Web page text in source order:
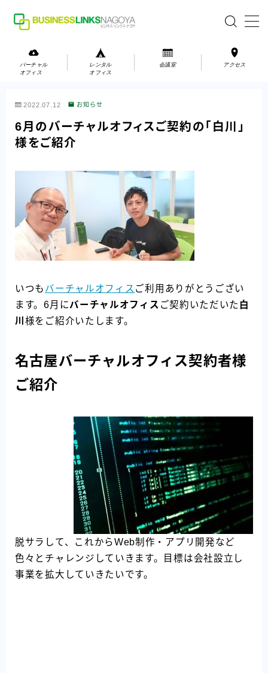
会議室
お問い合わせ
ご利用の流れ
アクセス
バーチャル
オフィス
レンタル
オフィス
会議室 アクセス
2022.07.12 お知らせ
6月のバーチャルオフィスご契約の「白川」
様をご紹介
いつも バーチャルオフィス ご利用ありがとうござい
ます。6月にバーチャルオフィス ご契約いただいた 白
川 様をご紹介いたします。
名古屋バーチャルオフィス契約者様
ご紹介
脱サラして、これからWeb制作・アプリ開発など
色々とチャレンジしていきます。目標は会社設立し
事業を拡大していきたいです。